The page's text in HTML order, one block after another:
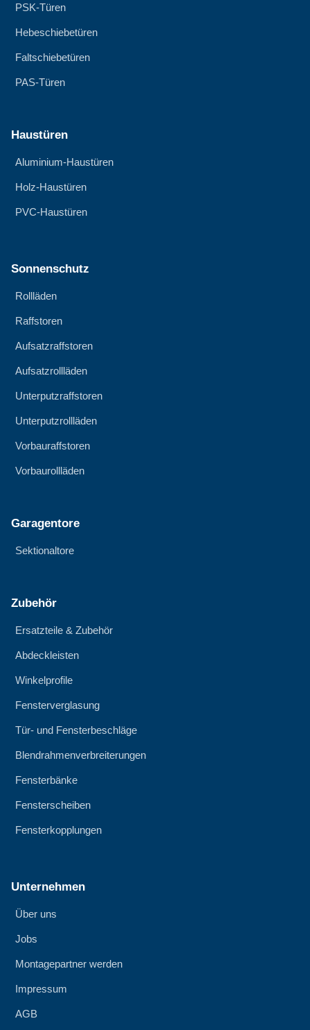
PSK-Türen
Hebeschiebetüren
Faltschiebetüren
PAS-Türen
Haustüren
Aluminium-Haustüren
Holz-Haustüren
PVC-Haustüren
Sonnenschutz
Rollläden
Raffstoren
Aufsatzraffstoren
Aufsatzrollläden
Unterputzraffstoren
Unterputzrollläden
Vorbauraffstoren
Vorbaurollläden
Garagentore
Sektionaltore
Zubehör
Ersatzteile & Zubehör
Abdeckleisten
Winkelprofile
Fensterverglasung
Tür- und Fensterbeschläge
Blendrahmenverbreiterungen
Fensterbänke
Fensterscheiben
Fensterkopplungen
Unternehmen
Über uns
Jobs
Montagepartner werden
Impressum
AGB